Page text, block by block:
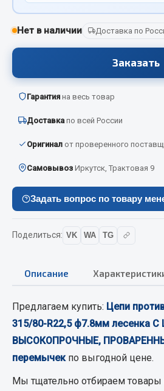
Гайки
Пресс-масленки
Показать ещё
Весь раздел
Нет в наличии Доставка по
Заказать
Гарантия на весь товар
Доставка по всей России
Оригинал от проверенного
Самовывоз Иркутск, Трактовая 9
Задать вопрос по товару
Поделиться: VK WA TG
Описание
Предлагаем купить: Цепи
315/80-R22,5 ф7.8мм лесенка
ВЫСОКОПРОЧНЫЕ,
перемычек по выгодной цене.
Мы тщательно отбираем товары